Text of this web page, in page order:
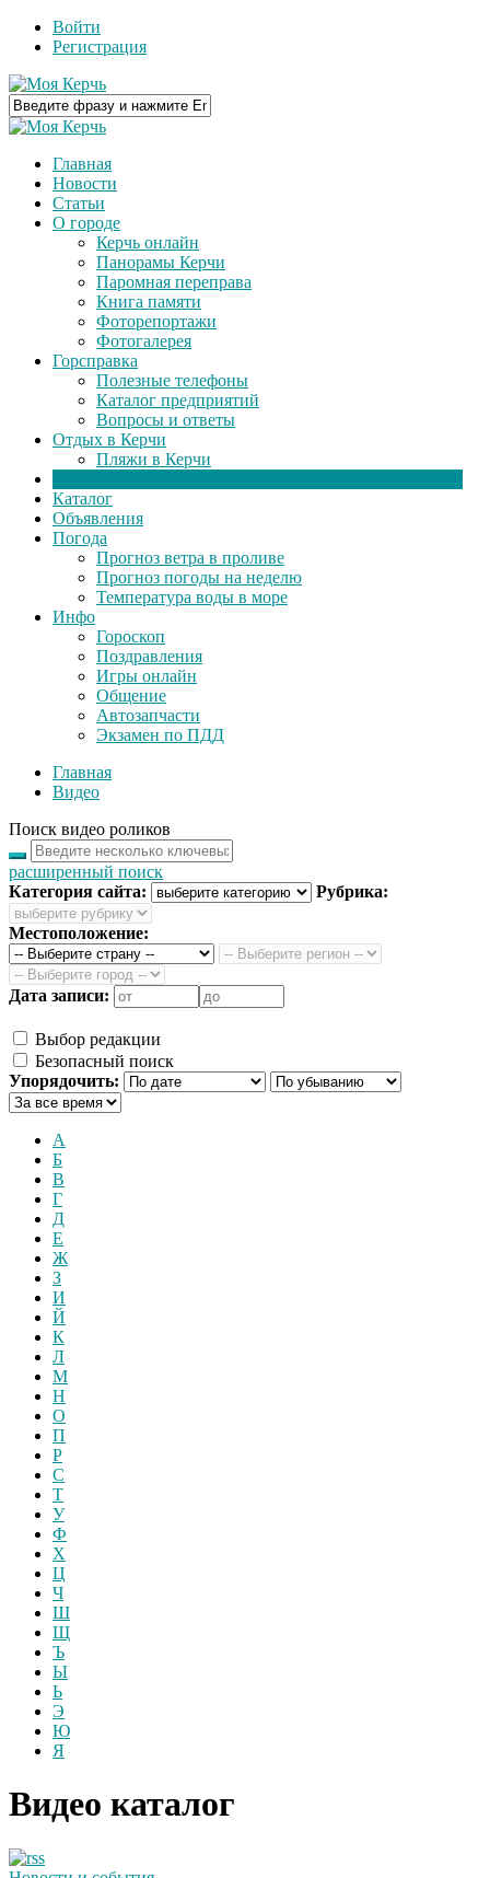
Войти
Регистрация
Главная
Новости
Статьи
О городе
Керчь онлайн
Панорамы Керчи
Паромная переправа
Книга памяти
Фоторепортажи
Фотогалерея
Горсправка
Полезные телефоны
Каталог предприятий
Вопросы и ответы
Отдых в Керчи
Пляжи в Керчи
Каталог
Объявления
Погода
Прогноз ветра в проливе
Прогноз погоды на неделю
Температура воды в море
Инфо
Гороскоп
Поздравления
Игры онлайн
Общение
Автозапчасти
Экзамен по ПДД
Главная
Видео
Поиск видео роликов
расширенный поиск
Категория сайта:
Рубрика:
Местоположение:
Дата записи:
Выбор редакции
Безопасный поиск
Упорядочить:
А
Б
В
Г
Д
Е
Ж
З
И
Й
К
Л
М
Н
О
П
Р
С
Т
У
Ф
Х
Ц
Ч
Ш
Щ
Ъ
Ы
Ь
Э
Ю
Я
Видео каталог